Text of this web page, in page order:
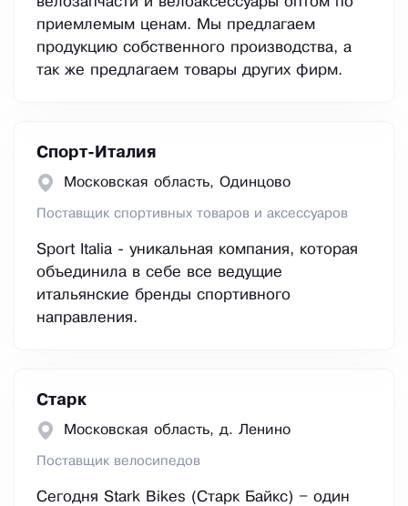
приемлемым ценам. Мы предлагаем
продукцию собственного производства, а
так же предлагаем товары других фирм.
Спорт-Италия
Московская область, Одинцово
Поставщик спортивных товаров и аксессуаров
Sport Italia - уникальная компания, которая
объединила в себе все ведущие
итальянские бренды спортивного
направления.
Старк
Московская область, д. Ленино
Поставщик велосипедов
Сегодня Stark Bikes (Старк Байкс) – один